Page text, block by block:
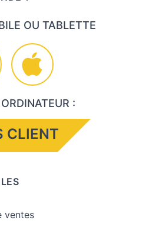
OU TABLETTE
:
CLIENT
ventes